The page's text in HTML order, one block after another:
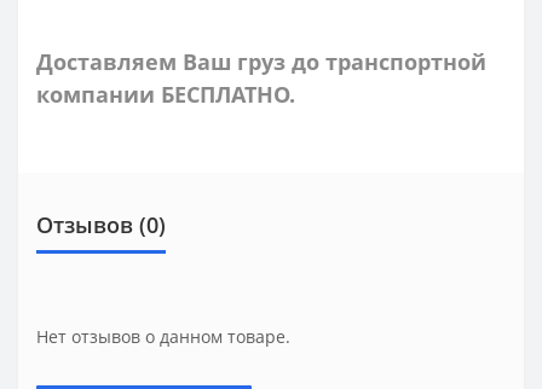
Доставляем Ваш груз до транспортной
компании БЕСПЛАТНО.
Отзывов (0)
Нет отзывов о данном товаре.